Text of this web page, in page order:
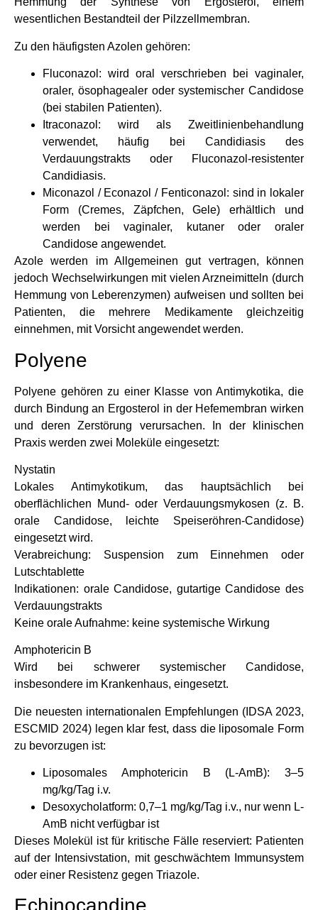
wesentlichen Bestandteil der Pilzzellmembran.
Zu den häufigsten Azolen gehören:
Fluconazol: wird oral verschrieben bei vaginaler,
oraler, ösophagealer oder systemischer Candidose
(bei stabilen Patienten).
Itraconazol: wird als Zweitlinienbehandlung
verwendet, häufig bei Candidiasis des
Verdauungstrakts oder Fluconazol-resistenter
Candidiasis.
Miconazol / Econazol / Fenticonazol: sind in lokaler
Form (Cremes, Zäpfchen, Gele) erhältlich und
werden bei vaginaler, kutaner oder oraler
Candidose angewendet.
Azole werden im Allgemeinen gut vertragen, können
jedoch Wechselwirkungen mit vielen Arzneimitteln (durch
Hemmung von Leberenzymen) aufweisen und sollten bei
Patienten, die mehrere Medikamente gleichzeitig
einnehmen, mit Vorsicht angewendet werden.
Polyene
Polyene gehören zu einer Klasse von Antimykotika, die
durch Bindung an Ergosterol in der Hefemembran wirken
und deren Zerstörung verursachen. In der klinischen
Praxis werden zwei Moleküle eingesetzt:
Nystatin
Lokales Antimykotikum, das hauptsächlich bei
oberflächlichen Mund- oder Verdauungsmykosen (z. B.
orale Candidose, leichte Speiseröhren-Candidose)
eingesetzt wird.
Verabreichung: Suspension zum Einnehmen oder
Lutschtablette
Indikationen: orale Candidose, gutartige Candidose des
Verdauungstrakts
Keine orale Aufnahme: keine systemische Wirkung
Amphotericin B
Wird bei schwerer systemischer Candidose,
insbesondere im Krankenhaus, eingesetzt.
Die neuesten internationalen Empfehlungen (IDSA 2023,
ESCMID 2024) legen klar fest, dass die liposomale Form
zu bevorzugen ist:
Liposomales Amphotericin B (L-AmB): 3–5
mg/kg/Tag i.v.
Desoxycholatform: 0,7–1 mg/kg/Tag i.v., nur wenn L-
AmB nicht verfügbar ist
Dieses Molekül ist für kritische Fälle reserviert: Patienten
auf der Intensivstation, mit geschwächtem Immunsystem
oder einer Resistenz gegen Triazole.